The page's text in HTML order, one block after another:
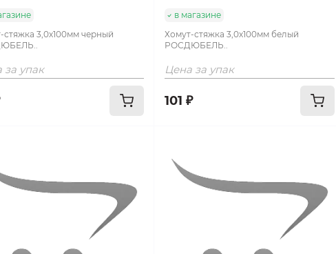
стяжка 3,0х100мм черный
за упак
в магазине
Хомут-стяжка 3,0х100мм белый
РОСДЮБЕЛЬ..
Цена за упак
101 ₽